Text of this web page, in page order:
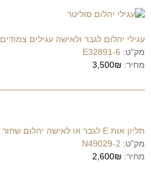
עגילי יהלום לגבר ולאישה עגילים צמודים 60 נקודות לקארט
מק"ט: E32891-6
מחיר: 3,500₪
תליון אות E לגבר או לאישה יהלום שחור
מק"ט: N49029-2
מחיר: 2,600₪